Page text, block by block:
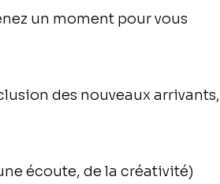
un moment pour vous
des nouveaux arrivants,
écoute, de la créativité)